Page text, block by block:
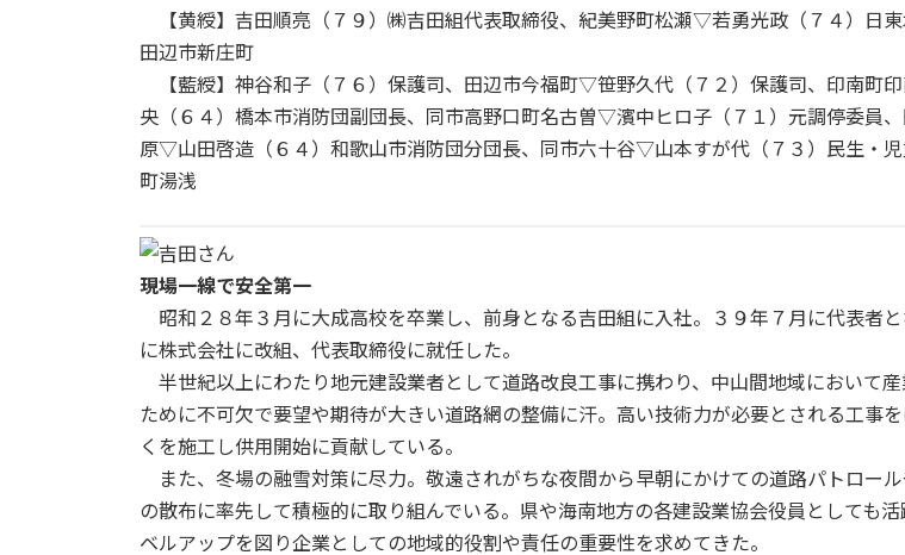
【黄綬】吉田順亮（７９）㈱吉田組代表取締役、紀美野町松瀬▽若勇光政（７４）日東
田辺市新庄町
【藍綬】神谷和子（７６）保護司、田辺市今福町▽笹野久代（７２）保護司、印南町
央（６４）橋本市消防団副団長、同市高野口町名古曽▽濱中ヒロ子（７１）元調停委員
原▽山田啓造（６４）和歌山市消防団分団長、同市六十谷▽山本すが代（７３）民生・
町湯浅
現場一線で安全第一
昭和２８年３月に大成高校を卒業し、前身となる吉田組に入社。３９年７月に代表者
に株式会社に改組、代表取締役に就任した。
半世紀以上にわたり地元建設業者として道路改良工事に携わり、中山間地域において産
ために不可欠で要望や期待が大きい道路網の整備に汗。高い技術力が必要とされる工事
くを施工し供用開始に貢献している。
また、冬場の融雪対策に尽力。敬遠されがちな夜間から早朝にかけての道路パトロー
の散布に率先して積極的に取り組んでいる。県や海南地方の各建設業協会役員としても
ベルアップを図り企業としての地域的役割や責任の重要性を求めてきた。